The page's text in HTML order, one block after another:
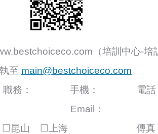
（培訓中心-培
至 main@bestchoiceco.com
務： 手機： 電
： Email：
☐昆山 ☐上海 傳真